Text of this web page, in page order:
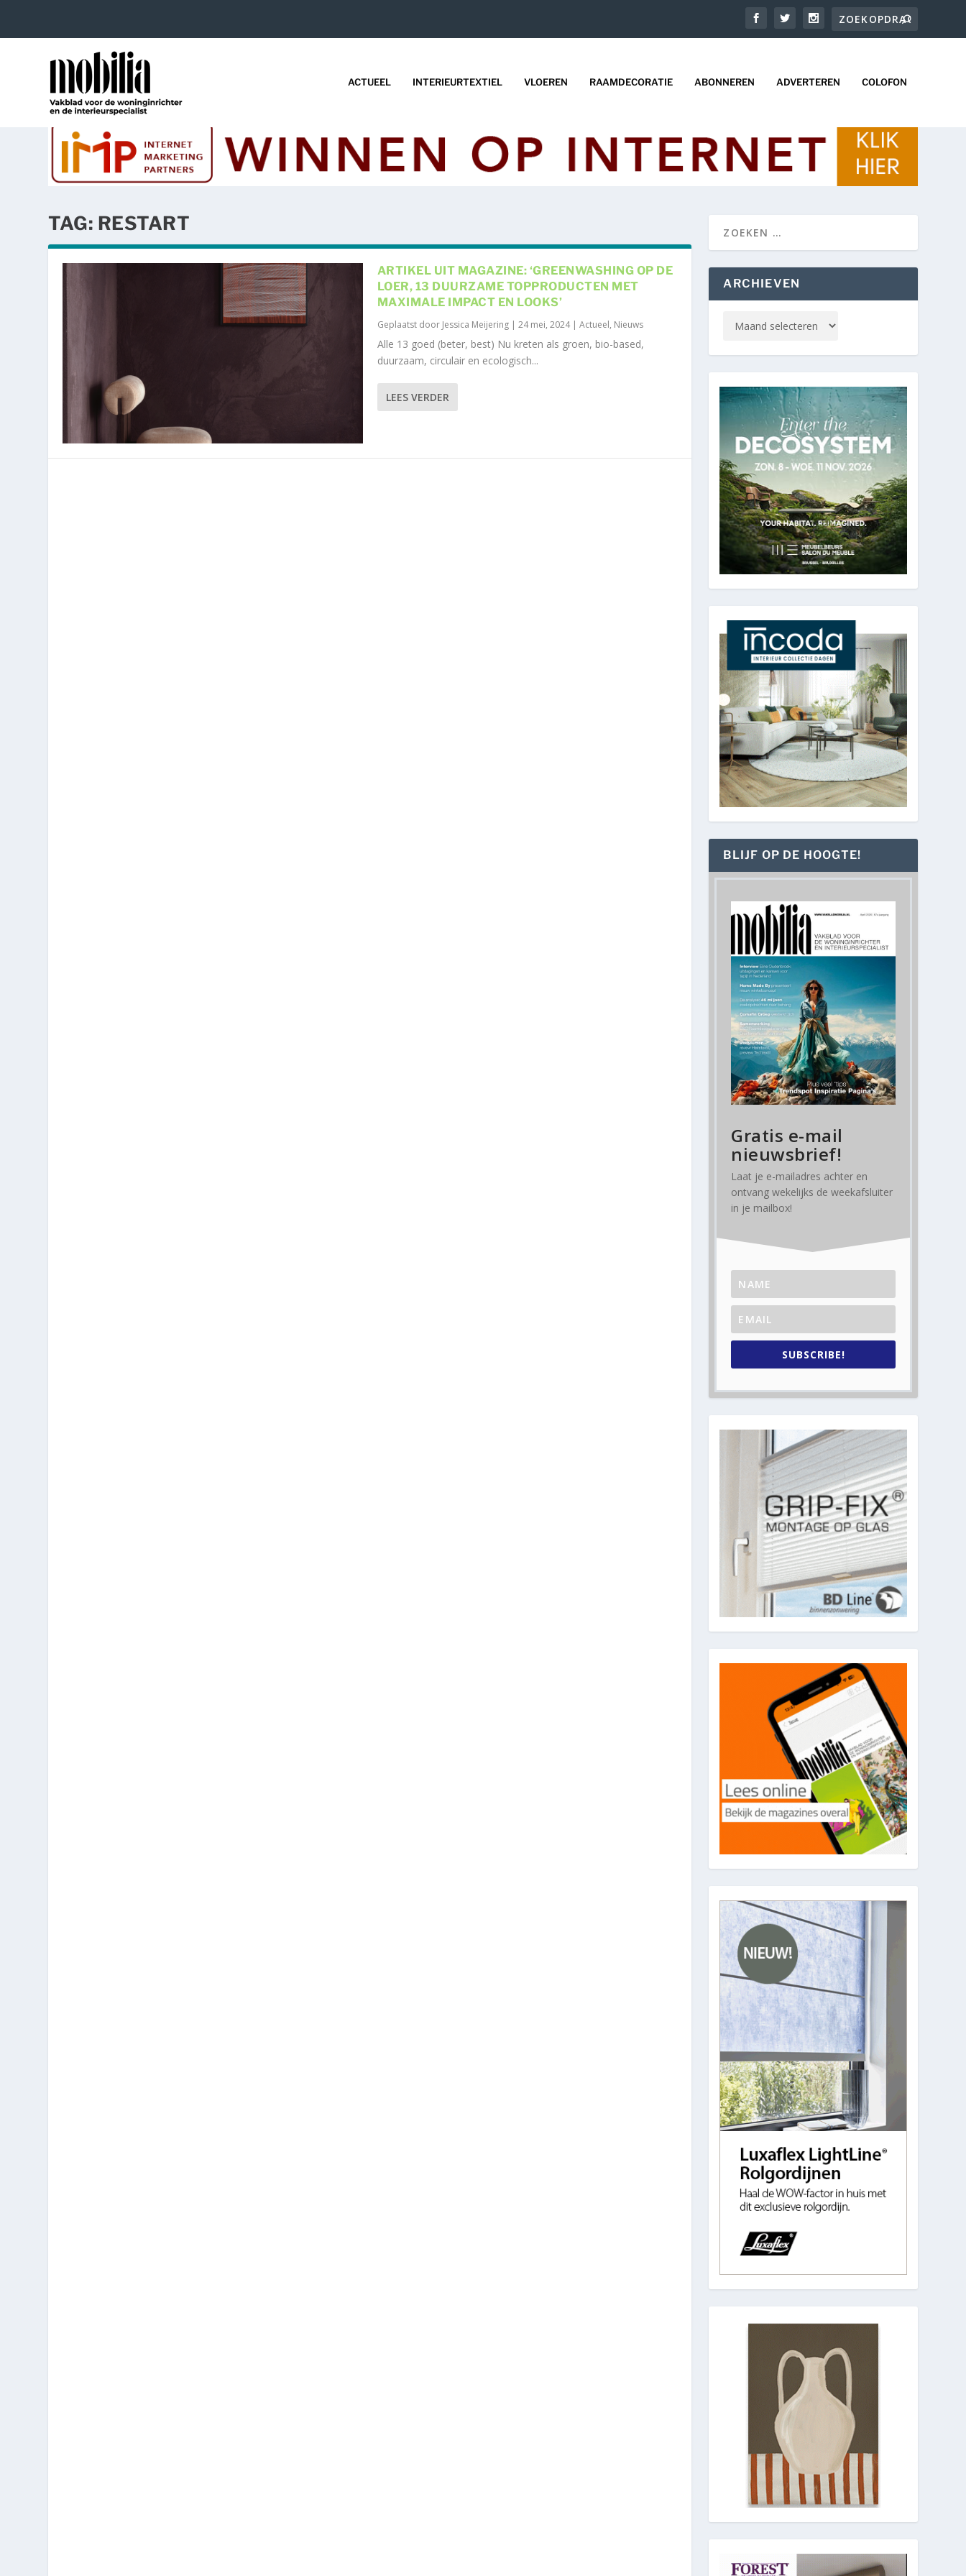
ACTUEEL INTERIEURTEXTIEL VLOEREN RAAMDECORATIE ABONNEREN ADVERTEREN COLOFON
TAG: RESTART
ARTIKEL UIT MAGAZINE: ‘GREENWASHING OP DE
LOER, 13 DUURZAME TOPPRODUCTEN MET
MAXIMALE IMPACT EN LOOKS’
Geplaatst door Jessica Meijering| 24 mei, 2024| Actueel, Nieuws
Alle 13 goed (beter, best) Nu kreten als groen, bio-based,
duurzaam, circulair en ecologisch...
LEES VERDER
ARCHIEVEN
BLIJF OP DE HOOGTE!
Gratis e-mail
nieuwsbrief!
Laat je e-mailadres achter en
ontvangwekelijks de weekafsluiter
in je mailbox!
SUBSCRIBE!